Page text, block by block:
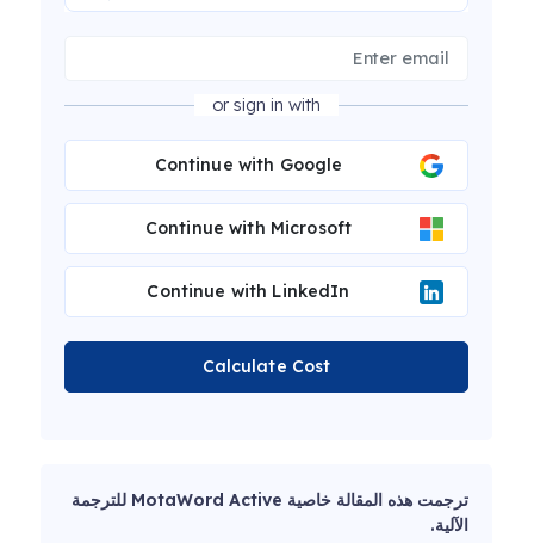
or sign in with
Continue with Google
Continue with Microsoft
Continue with LinkedIn
Calculate Cost
ترجمت هذه المقالة خاصية MotaWord Active للترجمة
الآلية.